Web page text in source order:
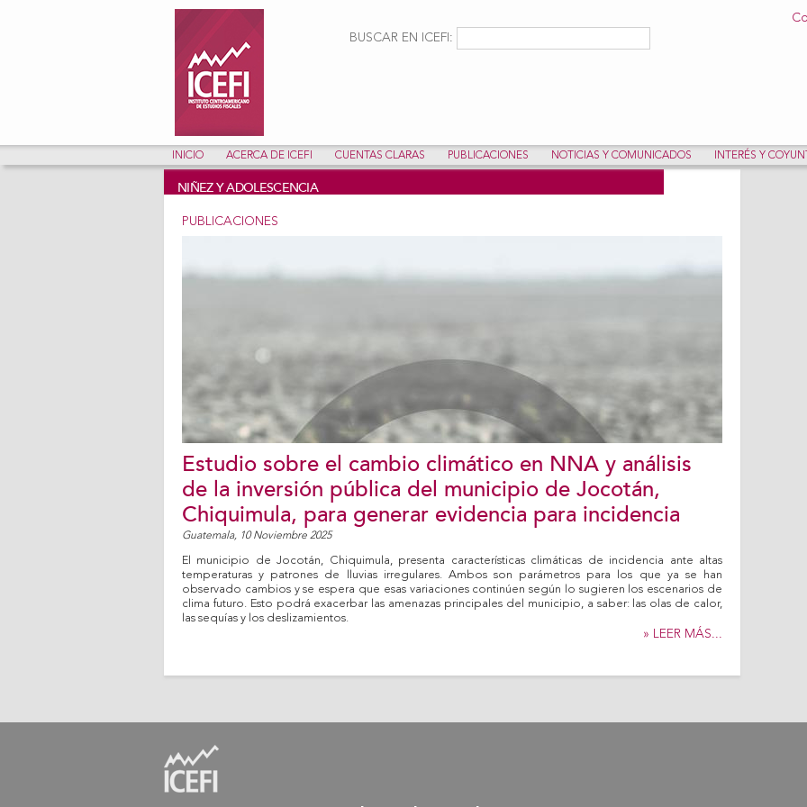
contenido
Formulario de búsqueda
BUSCAR EN ICEFI:
INICIO ACERCA DE ICEFI CUENTAS CLARAS PUBLICACIONES NOTICIAS Y COMUNICADOS INTERÉS Y
NIÑEZ Y ADOLESCENCIA
PUBLICACIONES
Estudio sobre el cambio climático en NNA y análisis
de la inversión pública del municipio de Jocotán,
Chiquimula, para generar evidencia para incidencia
Guatemala, 10 Noviembre 2025
El municipio de Jocotán, Chiquimula, presenta características climáticas de incidencia ante altas
temperaturas y patrones de lluvias irregulares. Ambos son parámetros para los que ya se han
observado cambios y se espera que esas variaciones continúen según lo sugieren los escenarios de
clima futuro. Esto podrá exacerbar las amenazas principales del municipio, a saber: las olas de calor,
las sequías y los deslizamientos.
» LEER MÁS...